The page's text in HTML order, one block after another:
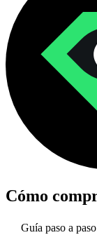
Cómo
Guía paso a paso